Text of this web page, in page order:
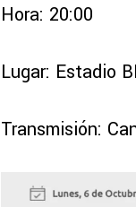
Hora: 20:00
Lugar: Estadio
Transmisión: